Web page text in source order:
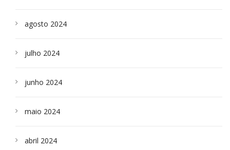
agosto 2024
julho 2024
junho 2024
maio 2024
abril 2024